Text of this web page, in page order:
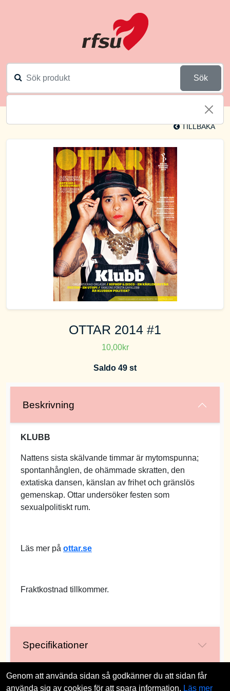
Sök
TILLBAKA
OTTAR 2014 #1
10,00kr
Saldo 49 st
Beskrivning
KLUBB
Nattens sista skälvande timmar är mytomspunna;
spontanhånglen, de ohämmade skratten, den
extatiska dansen, känslan av frihet och gränslös
gemenskap. Ottar undersöker festen som
sexualpolitiskt rum.
Läs mer på ottar.se
Fraktkostnad tillkommer.
Specifikationer
Genom att använda sidan så godkänner du att sidan får
använda sig av cookies för att spara information. Läs mer